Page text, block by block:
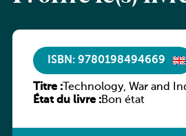
ISBN: 9780198494669
Titre :Technology, War and
1901-Present Day
État du livre :Bon état